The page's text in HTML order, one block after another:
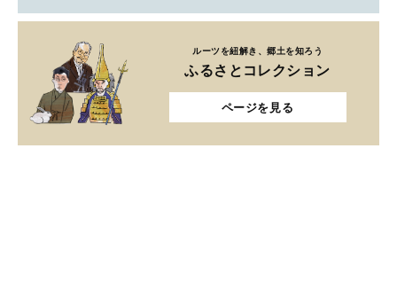
ルーツを紐解き、郷土を知ろう
ふるさとコレクション
ページを見る